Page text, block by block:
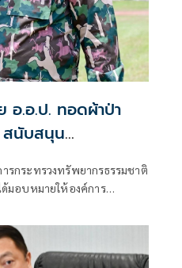
อ.อ.ป. ทอดผ้าป่า
สนับสนุน
เติมโอกาสเด็ก
ชียงใหม่
รกระทรวงทรัพยากรธรรมชาติ
ด้มอบหมายให้องค์การ
รัพยากรธรรมชาติและสิ่ง
ตำบลบ่อหลวง อำเภอฮอด
ารศึกษาและเพิ่มโอกาสให้กับ